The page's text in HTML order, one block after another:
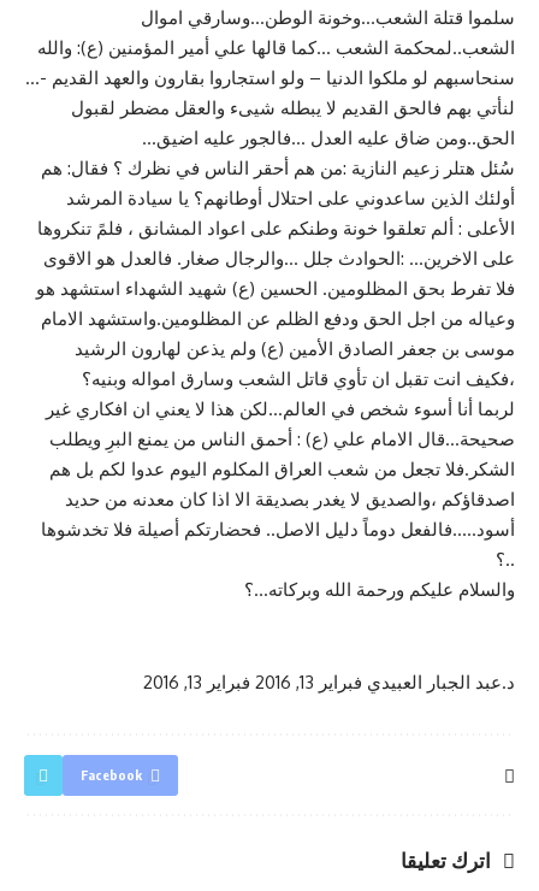
سلموا قتلة الشعب…وخونة الوطن…وسارقي اموال
الشعب..لمحكمة الشعب …كما قالها علي أمير المؤمنين (ع): والله
سنحاسبهم لو ملكوا الدنيا – ولو استجاروا بقارون والعهد القديم -…
لنأتي بهم فالحق القديم لا يبطله شيىء والعقل مضطر لقبول
الحق..ومن ضاق عليه العدل …فالجور عليه اضيق…
سُئل هتلر زعيم النازية :من هم أحقر الناس في نظرك ؟ فقال: هم
أولئك الذين ساعدوني على احتلال أوطانهم؟ يا سيادة المرشد
الأعلى : ألم تعلقوا خونة وطنكم على اعواد المشانق ، فلمً تنكروها
على الاخرين… :الحوادث جلل …والرجال صغار. فالعدل هو الاقوى
فلا تفرط بحق المظلومين. الحسين (ع) شهيد الشهداء استشهد هو
وعياله من اجل الحق ودفع الظلم عن المظلومين.واستشهد الامام
موسى بن جعفر الصادق الأمين (ع) ولم يذعن لهارون الرشيد
،فكيف انت تقبل ان تأوي قاتل الشعب وسارق امواله وبنيه؟
لربما أنا أسوء شخص في العالم…لكن هذا لا يعني ان افكاري غير
صحيحة…قال الامام علي (ع) : أحمق الناس من يمنع البرِ ويطلب
الشكر.فلا تجعل من شعب العراق المكلوم اليوم عدوا لكم بل هم
اصدقاؤكم ،والصديق لا يغدر بصديقة الا اذا كان معدنه من حديد
أسود…..فالفعل دوماً دليل الاصل.. فحضارتكم أصيلة فلا تخدشوها
..؟
والسلام عليكم ورحمة الله وبركاته…؟
د.عبد الجبار العبيدي فبراير 13, 2016 فبراير 13, 2016
Facebook
اترك تعليقا